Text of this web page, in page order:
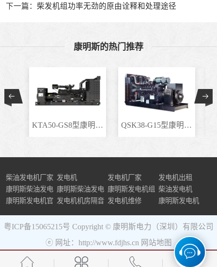
下一篇： 柴发机组功率无劲的原由诠释和处理途径
康明斯的热门推荐
KTA50-GS8型康明斯柴.. QSK38-G15型康明斯柴..
柴油发电机厂家 发电机 发电机厂家
发电机出租
康明斯柴油发电
机组
康明斯柴油发电
机
康明斯发电机组 柴油发电机
康明斯发电机官 发电机机房隔音 发电机维修 康明斯发电机
粤ICP备15065215号 Copyright © 康明斯电力（深圳）有限公司
ⓔ 网址：http://www.fdjhs.cn 网站地图